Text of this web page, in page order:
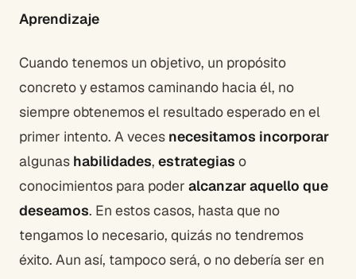
Aprendizaje
Cuando tenemos un objetivo, un propósito
concreto y estamos caminando hacia él, no
siempre obtenemos el resultado esperado en el
primer intento. A veces necesitamos incorporar
algunas habilidades, estrategias o
conocimientos para poder alcanzar aquello que
deseamos. En estos casos, hasta que no
tengamos lo necesario, quizás no tendremos
éxito. Aun así, tampoco será, o no debería ser en